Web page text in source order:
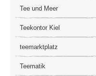
Tee und Meer
Teekontor Kiel
teemarktplatz
Teematik